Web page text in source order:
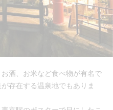
酒、お米など食べ物が有名で
存在する温泉地でもありま